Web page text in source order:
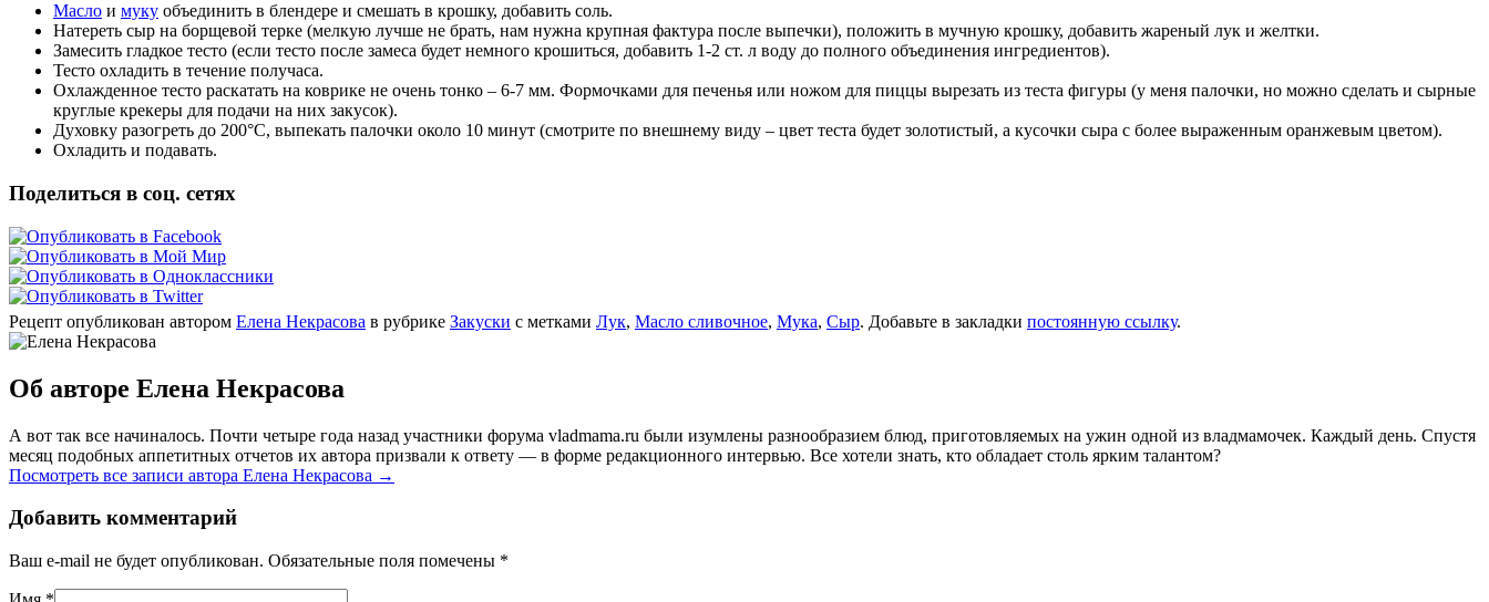
Масло и муку объединить в блендере и смешать в крошку, добавить соль.
Натереть сыр на борщевой терке (мелкую лучше не брать, нам нужна крупная фактура после выпечки), положить в мучную крошку, добавить жареный лук и желтки.
Замесить гладкое тесто (если тесто после замеса будет немного крошиться, добавить 1-2 ст. л воду до полного объединения ингредиентов).
Тесто охладить в течение получаса.
Охлажденное тесто раскатать на коврике не очень тонко – 6-7 мм. Формочками для печенья или ножом для пиццы вырезать из теста фигуры (у меня палочки, но можно сделать и сырные
круглые крекеры для подачи на них закусок).
Духовку разогреть до 200°C, выпекать палочки около 10 минут (смотрите по внешнему виду – цвет теста будет золотистый, а кусочки сыра с более выраженным оранжевым цветом).
Охладить и подавать.
Поделиться в соц. сетях
Рецепт опубликован автором Елена Некрасова в рубрике Закуски с метками Лук, Масло сливочное, Мука, Сыр. Добавьте в закладки постоянную ссылку.
Об авторе Елена Некрасова
А вот так все начиналось. Почти четыре года назад участники форума vladmama.ru были изумлены разнообразием блюд, приготовляемых на ужин одной из владмамочек. Каждый день. Спустя
месяц подобных аппетитных отчетов их автора призвали к ответу — в форме редакционного интервью. Все хотели знать, кто обладает столь ярким талантом?
Посмотреть все записи автора Елена Некрасова →
Добавить комментарий
Ваш e-mail не будет опубликован. Обязательные поля помечены *